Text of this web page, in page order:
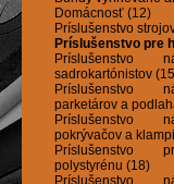
Domácnosť (12)
Príslušenstvo
Príslušenstvo pre
Príslušenstvo
sadrokartónistov
Príslušenstvo
parketárov a
Príslušenstvo
pokrývačov a
Príslušenstvo
polystyrénu (18)